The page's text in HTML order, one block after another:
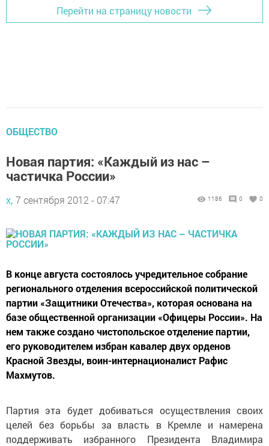
Перейти на страницу новости
ОБЩЕСТВО
Новая партия: «Каждый из нас –
частичка России»
х, 7 сентября 2012 - 07:47 1186 0 0
В конце августа состоялось учредительное собрание
регионального отделения всероссийской политической
партии «Защитники Отечества», которая основана на
базе общественной организации «Офицеры России». На
нем также создано чистопольское отделение партии,
его руководителем избран кавалер двух орденов
Красной Звезды, воин-интернационалист Рафис
Махмутов.
Партия эта будет добиваться осуществления своих
целей без борьбы за власть в Кремле и намерена
поддерживать избранного Президента Владимира